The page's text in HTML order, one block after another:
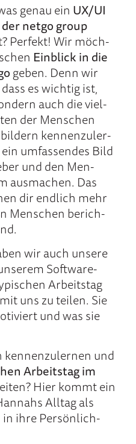
ge­nau ein UX/UI
netgo group
Per­fekt! Wir möch­
Einblick in die
geben. Denn wir
es wich­tig ist,
auch die viel­
der Men­schen
ken­nen­zu­ler­
um­fassen­des Bild
und den Men­
aus­machen. Das
dir end­lich mehr
Men­schen be­rich­
wir auch un­sere
Soft­ware-
Ar­beits­tag
uns zu tei­len. Sie
und was sie
kennen­zu­lernen und
Ar­beits­tag im
Hier kommt ein
All­tag als
in ihre Per­sön­lich­